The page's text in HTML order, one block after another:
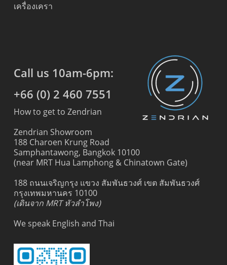
เครื่องเครา
Call us 10am-6pm:
+66 (0) 2 460 7551
How to get to Zendrian
Zendrian Showroom
188 Charoen Krung Road
Samphantawong, Bangkok 10100
(near MRT Hua Lamphong & Chinatown Gate)
188 ถนนเจริญกรุง แขวง สัมพันธวงศ์ เขต สัมพันธวงศ์
กรุงเทพมหานคร 10100
(เดินจาก MRT หัวลำโพง)
We speak English and Thai